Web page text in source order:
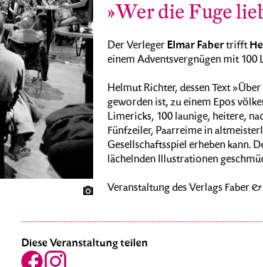
»Wer die Fuge
Der Verleger Elmar Fabertrifft
einem Adventsvergnügen mit 100
Helmut Richter, dessen Text
geworden ist, zu einem Epos
Limericks, 100 launige, heitere,
Fünfzeiler, Paarreime in
Gesellschaftsspiel erheben kann.
lächelnden Illustrationen
Veranstaltung des Verlags Faber &
Diese Veranstaltung teilen